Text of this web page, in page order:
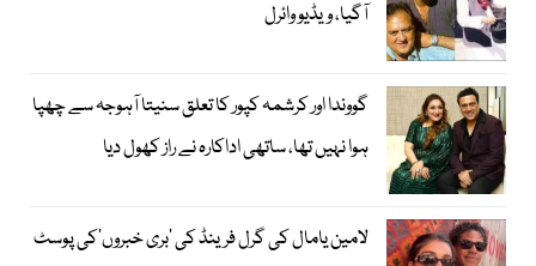
آگیا، ویڈیو وائرل
گووندا اور کرشمہ کپور کا تعلق سنیتا آہوجہ سے چھپا
ہوا نہیں تھا، ساتھی اداکارہ نے راز کھول دیا
لامین یامال کی گرل فرینڈ کی ’بری خبروں‘کی پوسٹ